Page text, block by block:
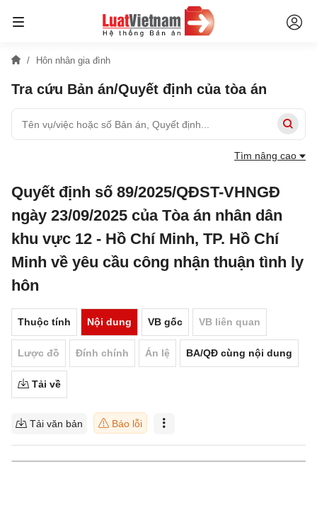
Hôn nhân gia đình
Tra cứu Bản án/Quyết định của tòa án
Tìm nâng cao
Quyết định số 89/2025/QĐST-VHNGĐ
ngày 23/09/2025 của Tòa án nhân dân
khu vực 12 - Hồ Chí Minh, TP. Hồ Chí
Minh về yêu cầu công nhận thuận tình ly
hôn
Thuộc tính Nội dung VB gốc VB liên quan
Lược đồ Đính chính Án lệ BA/QĐ cùng nội dung
Tải về
Tải văn bản Báo lỗi